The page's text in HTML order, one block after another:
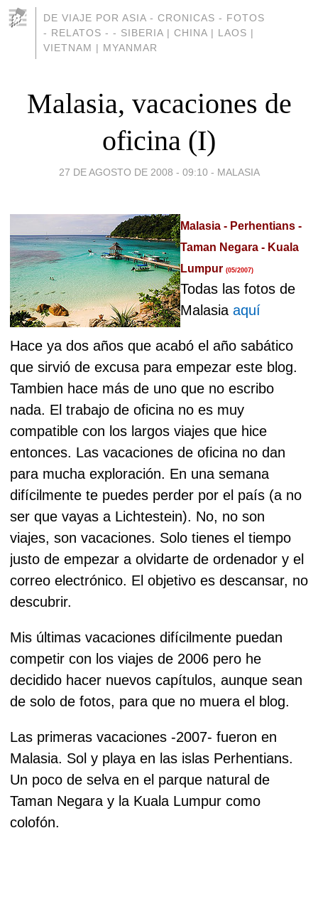
DE VIAJE POR ASIA - CRONICAS - FOTOS
- RELATOS - - SIBERIA | CHINA | LAOS |
VIETNAM | MYANMAR
Malasia, vacaciones de
oficina (I)
27 DE AGOSTO DE 2008 - 09:10 - MALASIA
Malasia - Perhentians -
Taman Negara - Kuala
Lumpur (05/2007)
Todas las fotos de
Malasia aquí
Hace ya dos años que acabó el año sabático
que sirvió de excusa para empezar este blog.
Tambien hace más de uno que no escribo
nada. El trabajo de oficina no es muy
compatible con los largos viajes que hice
entonces. Las vacaciones de oficina no dan
para mucha exploración. En una semana
difícilmente te puedes perder por el país (a no
ser que vayas a Lichtestein). No, no son
viajes, son vacaciones. Solo tienes el tiempo
justo de empezar a olvidarte de ordenador y el
correo electrónico. El objetivo es descansar, no
descubrir.
Mis últimas vacaciones difícilmente puedan
competir con los viajes de 2006 pero he
decidido hacer nuevos capítulos, aunque sean
de solo de fotos, para que no muera el blog.
Las primeras vacaciones -2007- fueron en
Malasia. Sol y playa en las islas Perhentians.
Un poco de selva en el parque natural de
Taman Negara y la Kuala Lumpur como